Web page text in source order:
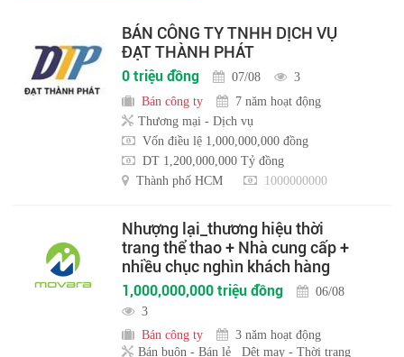
BÁN CÔNG TY TNHH DỊCH VỤ
ĐẠT THÀNH PHÁT
0 triệu đồng 07/08
3
Bán công ty
7 năm hoạt động
Thương mại - Dịch vụ
Vốn điều lệ 1,000,000,000 đồng
DT 1,200,000,000 Tỷ đồng
Thành phố HCM
1000000000
Nhượng lại_thương hiệu thời
trang thể thao + Nhà cung cấp +
nhiều chục nghìn khách hàng
1,000,000,000 triệu đồng
06/08
3
Bán công ty
3 năm hoạt động
Bán buôn - Bán lẻ
Dệt may - Thời trang